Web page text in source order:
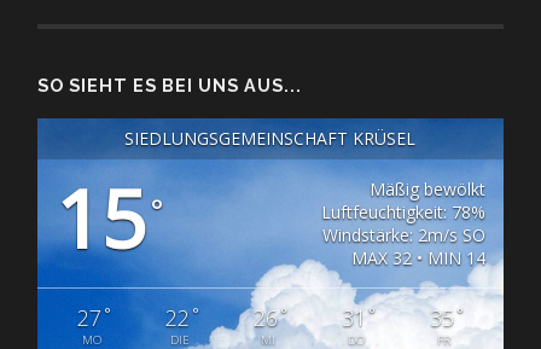
SO SIEHT ES BEI UNS AUS...
SIEDLUNGSGEMEINSCHAFT KRÜSEL
15°
Mäßig bewölkt
Luftfeuchtigkeit: 78%
Windstärke: 2m/s SO
MAX 32 • MIN 14
27°
MO
22 °
DIE
26°
MI
31°
DO
35°
FR